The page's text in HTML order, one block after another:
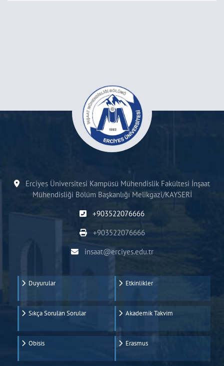
Erciyes Üniversitesi Kampüsü Mühendislik Fakültesi İnşaat
Mühendisliği Bölüm Başkanlığı Melikgazi/KAYSERİ
+903522076666
+903522076666
insaat@erciyes.edu.tr
Duyurular Etkinlikler
Sıkça Sorulan Sorular Akademik Takvim
Obisis Erasmus